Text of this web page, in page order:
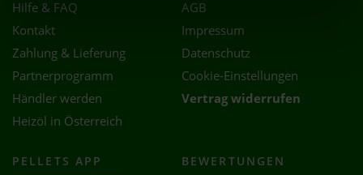
Hilfe & FAQ
Kontakt
Zahlung & Lieferung
Partnerprogramm
Händler werden
Heizöl in Österreich
AGB
Impressum
Datenschutz
Cookie-Einstellungen
Vertrag widerrufen
PELLETS APP BEWERTUNGEN